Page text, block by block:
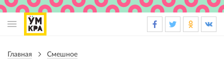
Главная Смешное